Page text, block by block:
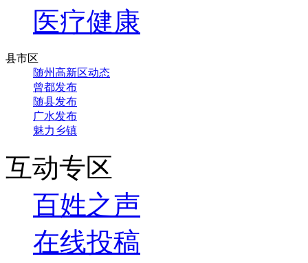
医疗健康
县市区
随州高新区动态
曾都发布
随县发布
广水发布
魅力乡镇
互动专区
百姓之声
在线投稿